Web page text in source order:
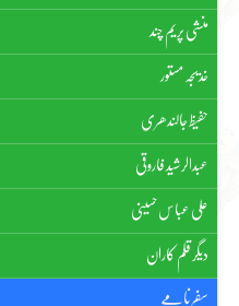
منشی پریم چند
خدیجہ مستور
حفیظ جالندھری
عبدالرشید فاروقی
علی عباس حسینی
دیگر قلم کاران
سفرنامے